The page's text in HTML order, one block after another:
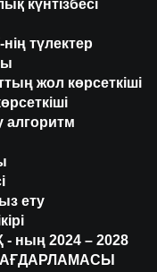
күнтізбесі
түлектер
жол көрсеткіші
алгоритм
ету
ның 2024 – 2028